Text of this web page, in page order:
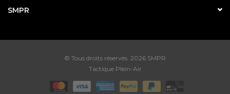
SMPR
© Tous droits réservés. 2026 SMPR
Tactique Plein-Air